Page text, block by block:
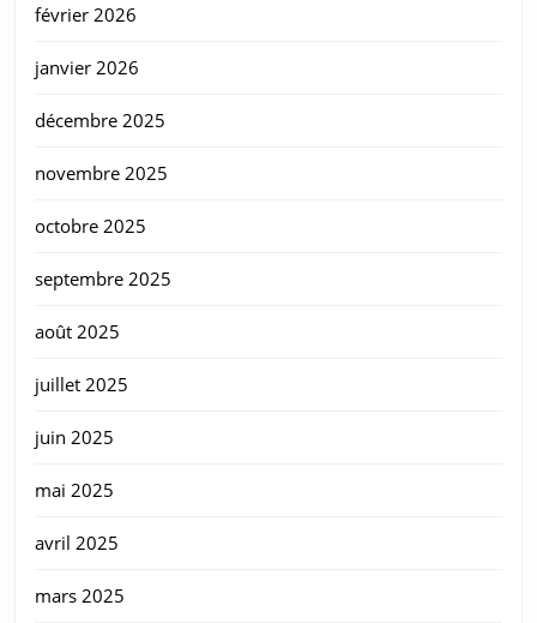
février 2026
janvier 2026
décembre 2025
novembre 2025
octobre 2025
septembre 2025
août 2025
juillet 2025
juin 2025
mai 2025
avril 2025
mars 2025